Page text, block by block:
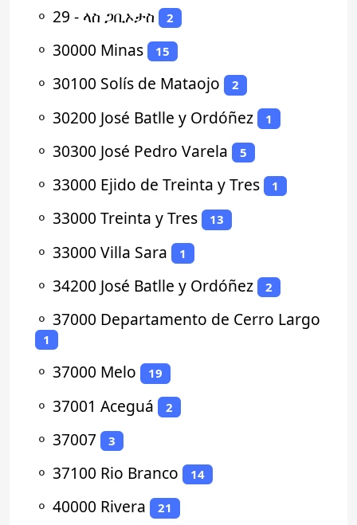
⚬ 29 - ላስ ጋቢኦታስ 2
⚬ 30000 Minas 15
⚬ 30100 Solís de Mataojo 2
⚬ 30200 José Batlle y Ordóñez 1
⚬ 30300 José Pedro Varela 5
⚬ 33000 Ejido de Treinta y Tres 1
⚬ 33000 Treinta y Tres 13
⚬ 33000 Villa Sara 1
⚬ 34200 José Batlle y Ordóñez 2
⚬ 37000 Departamento de Cerro Largo
1
⚬ 37000 Melo 19
⚬ 37001 Aceguá 2
⚬ 37007 3
⚬ 37100 Rio Branco 14
⚬ 40000 Rivera 21